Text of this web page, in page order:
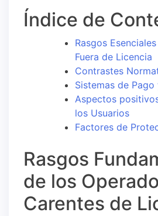
Índice de
Rasgos
Fuera de Licencia
Contrastes
Sistemas de
Aspectos
los Usuarios
Factores de
Rasgos
de los
Carentes de